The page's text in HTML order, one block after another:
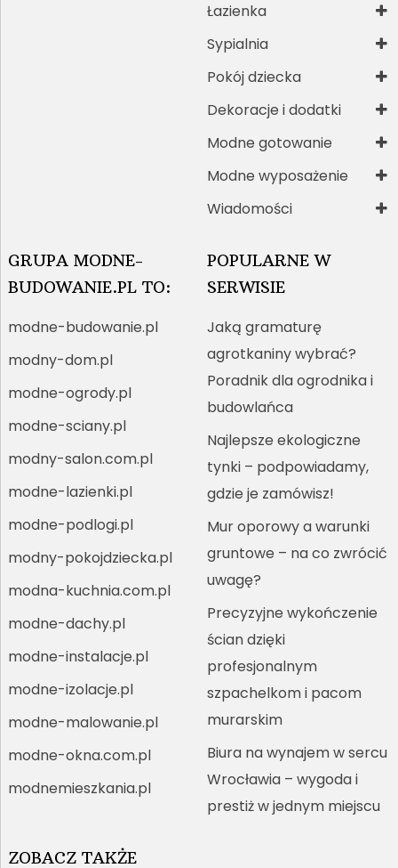
Łazienka
Sypialnia
Pokój dziecka
Dekoracje i dodatki
Modne gotowanie
Modne wyposażenie
Wiadomości
GRUPA MODNE-
BUDOWANIE.PL TO:
modne-budowanie.pl
modny-dom.pl
modne-ogrody.pl
modne-sciany.pl
modny-salon.com.pl
modne-lazienki.pl
modne-podlogi.pl
modny-pokojdziecka.pl
modna-kuchnia.com.pl
modne-dachy.pl
modne-instalacje.pl
modne-izolacje.pl
modne-malowanie.pl
modne-okna.com.pl
modnemieszkania.pl
POPULARNE W
SERWISIE
Jaką gramaturę
agrotkaniny wybrać?
Poradnik dla ogrodnika i
budowlańca
Najlepsze ekologiczne
tynki – podpowiadamy,
gdzie je zamówisz!
Mur oporowy a warunki
gruntowe – na co zwrócić
uwagę?
Precyzyjne wykończenie
ścian dzięki
profesjonalnym
szpachelkom i pacom
murarskim
Biura na wynajem w sercu
Wrocławia – wygoda i
prestiż w jednym miejscu
ZOBACZ TAKŻE